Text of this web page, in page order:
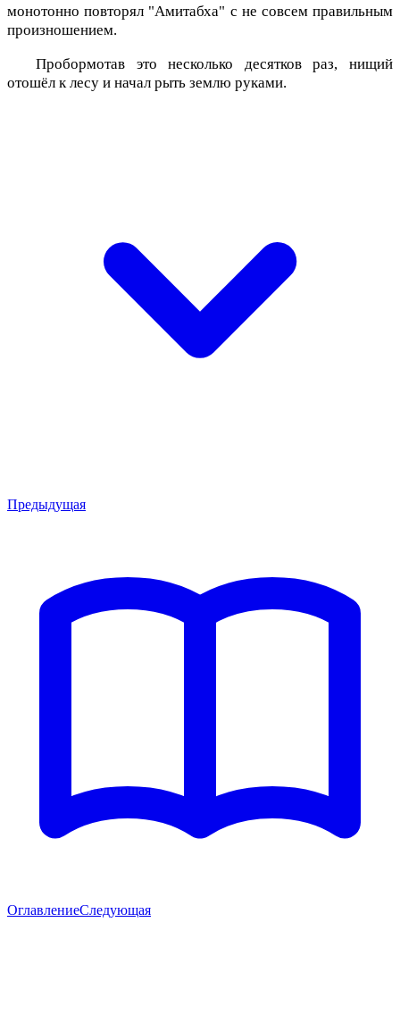
монотонно повторял "Амитабха" с не совсем правильным
произношением.
Пробормотав это несколько десятков раз, нищий
отошёл к лесу и начал рыть землю руками.
Предыдущая
ОглавлениеСледующая